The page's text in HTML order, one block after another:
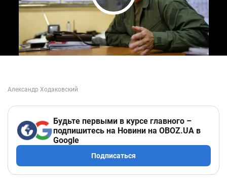
Play Video
Будьте первыми в курсе главного –
подпишитесь на Новини на OBOZ.UA в
Google
Подписаться